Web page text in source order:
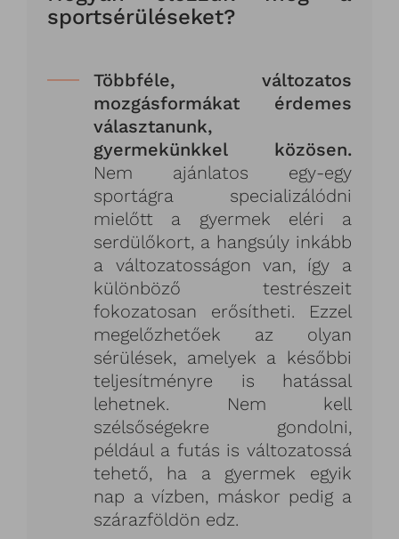
sportsérüléseket?
Többféle, változatos
mozgásformákat érdemes
választanunk,
gyermekünkkel közösen.
Nem ajánlatos egy-egy
sportágra specializálódni
mielőtt a gyermek eléri a
serdülőkort, a hangsúly inkább
a változatosságon van, így a
különböző testrészeit
fokozatosan erősítheti. Ezzel
megelőzhetőek az olyan
sérülések, amelyek a későbbi
teljesítményre is hatással
lehetnek. Nem kell
szélsőségekre gondolni,
például a futás is változatossá
tehető, ha a gyermek egyik
nap a vízben, máskor pedig a
szárazföldön edz.